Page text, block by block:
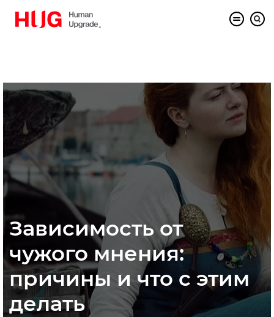
Зависимость от
чужого мнения:
причины и что с этим
делать